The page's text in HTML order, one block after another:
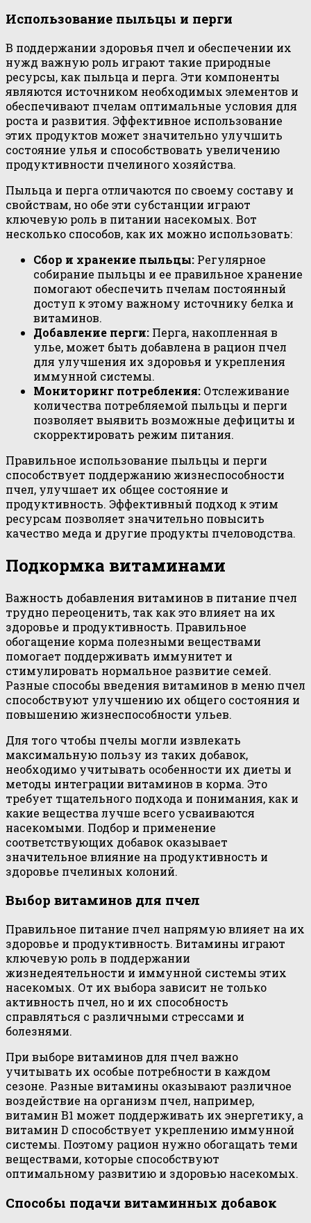
Использование пыльцы и перги
В поддержании здоровья пчел и обеспечении их
нужд важную роль играют такие природные
ресурсы, как пыльца и перга. Эти компоненты
являются источником необходимых элементов и
обеспечивают пчелам оптимальные условия для
роста и развития. Эффективное использование
этих продуктов может значительно улучшить
состояние улья и способствовать увеличению
продуктивности пчелиного хозяйства.
Пыльца и перга отличаются по своему составу и
свойствам, но обе эти субстанции играют
ключевую роль в питании насекомых. Вот
несколько способов, как их можно использовать:
Сбор и хранение пыльцы: Регулярное
собирание пыльцы и ее правильное хранение
помогают обеспечить пчелам постоянный
доступ к этому важному источнику белка и
витаминов.
Добавление перги: Перга, накопленная в
улье, может быть добавлена в рацион пчел
для улучшения их здоровья и укрепления
иммунной системы.
Мониторинг потребления: Отслеживание
количества потребляемой пыльцы и перги
позволяет выявить возможные дефициты и
скорректировать режим питания.
Правильное использование пыльцы и перги
способствует поддержанию жизнеспособности
пчел, улучшает их общее состояние и
продуктивность. Эффективный подход к этим
ресурсам позволяет значительно повысить
качество меда и другие продукты пчеловодства.
Подкормка витаминами
Важность добавления витаминов в питание пчел
трудно переоценить, так как это влияет на их
здоровье и продуктивность. Правильное
обогащение корма полезными веществами
помогает поддерживать иммунитет и
стимулировать нормальное развитие семей.
Разные способы введения витаминов в меню пчел
способствуют улучшению их общего состояния и
повышению жизнеспособности ульев.
Для того чтобы пчелы могли извлекать
максимальную пользу из таких добавок,
необходимо учитывать особенности их диеты и
методы интеграции витаминов в корма. Это
требует тщательного подхода и понимания, как и
какие вещества лучше всего усваиваются
насекомыми. Подбор и применение
соответствующих добавок оказывает
значительное влияние на продуктивность и
здоровье пчелиных колоний.
Выбор витаминов для пчел
Правильное питание пчел напрямую влияет на их
здоровье и продуктивность. Витамины играют
ключевую роль в поддержании
жизнедеятельности и иммунной системы этих
насекомых. От их выбора зависит не только
активность пчел, но и их способность
справляться с различными стрессами и
болезнями.
При выборе витаминов для пчел важно
учитывать их особые потребности в каждом
сезоне. Разные витамины оказывают различное
воздействие на организм пчел, например,
витамин В1 может поддерживать их энергетику, а
витамин D способствует укреплению иммунной
системы. Поэтому рацион нужно обогащать теми
веществами, которые способствуют
оптимальному развитию и здоровью насекомых.
Способы подачи витаминных добавок